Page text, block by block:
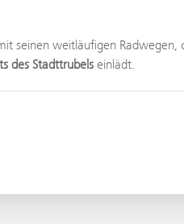
seinen weitläufigen Radwegen,
des Stadttrubels einlädt.